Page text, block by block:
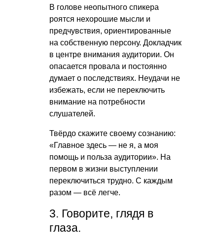
В голове неопытного спикера
роятся нехорошие мысли и
предчувствия, ориентированные
на собственную персону. Докладчик
в центре внимания аудитории. Он
опасается провала и постоянно
думает о последствиях. Неудачи не
избежать, если не переключить
внимание на потребности
слушателей.
Твёрдо скажите своему сознанию:
«Главное здесь — не я, а моя
помощь и польза аудитории». На
первом в жизни выступлении
переключиться трудно. С каждым
разом — всё легче.
3. Говорите, глядя в
глаза.